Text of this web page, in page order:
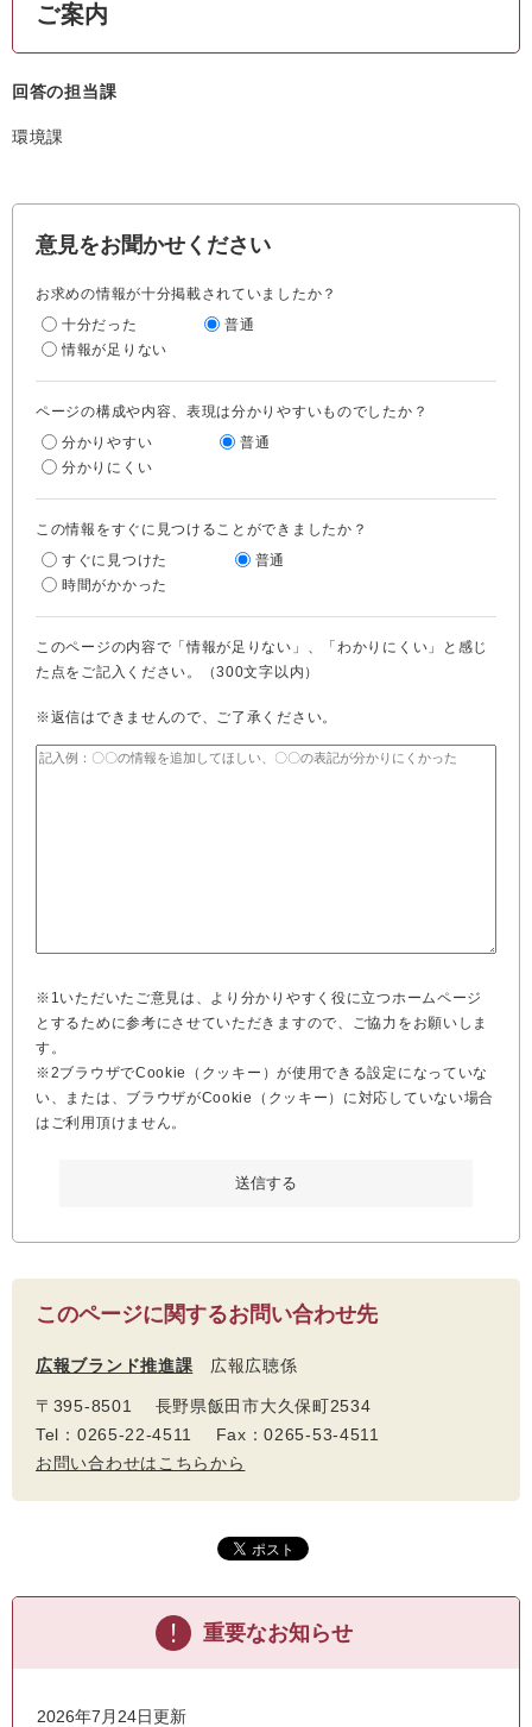
ご案内
回答の担当課
環境課
意見をお聞かせください
お求めの情報が十分掲載されていましたか？
十分だった
普通
情報が足りない
ページの構成や内容、表現は分かりやすいものでしたか？
分かりやすい
普通
分かりにくい
この情報をすぐに見つけることができましたか？
すぐに見つけた
普通
時間がかかった
このページの内容で「情報が足りない」、「わかりにくい」と感じ
た点をご記入ください。（300文字以内）
※返信はできませんので、ご了承ください。
※1いただいたご意見は、より分かりやすく役に立つホームページ
とするために参考にさせていただきますので、ご協力をお願いしま
す。
※2ブラウザでCookie（クッキー）が使用できる設定になっていな
い、または、ブラウザがCookie（クッキー）に対応していない場合
はご利用頂けません。
このページに関するお問い合わせ先
広報ブランド推進課 広報広聴係
〒395-8501 長野県飯田市大久保町2534
Tel：0265-22-4511 Fax：0265-53-4511
お問い合わせはこちらから
重要なお知らせ
2026年7月24日更新